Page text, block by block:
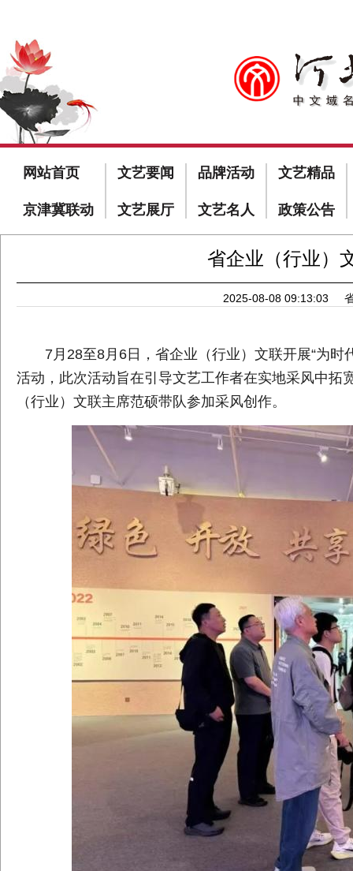
网站首页 文艺要闻 品牌活动 文艺精品
京津冀联动 文艺展厅 文艺名人 政策公告
省企业（行业）
2025-08-08 09:13:03
7月28至8月6日，省企业（行业）文联开展“为
活动，此次活动旨在引导文艺工作者在实地采风中
（行业）文联主席范硕带队参加采风创作。